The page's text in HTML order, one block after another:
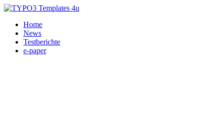
Home
News
Testberichte
e-paper